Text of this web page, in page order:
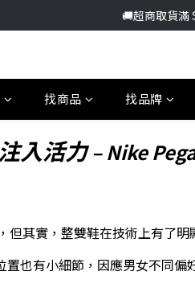
加入新會
🚚超商取貨滿
加入新會
找商品 找品牌
入活力– Nike
其實，整雙鞋在技術上有了
也有小細節，因應男女不同偏